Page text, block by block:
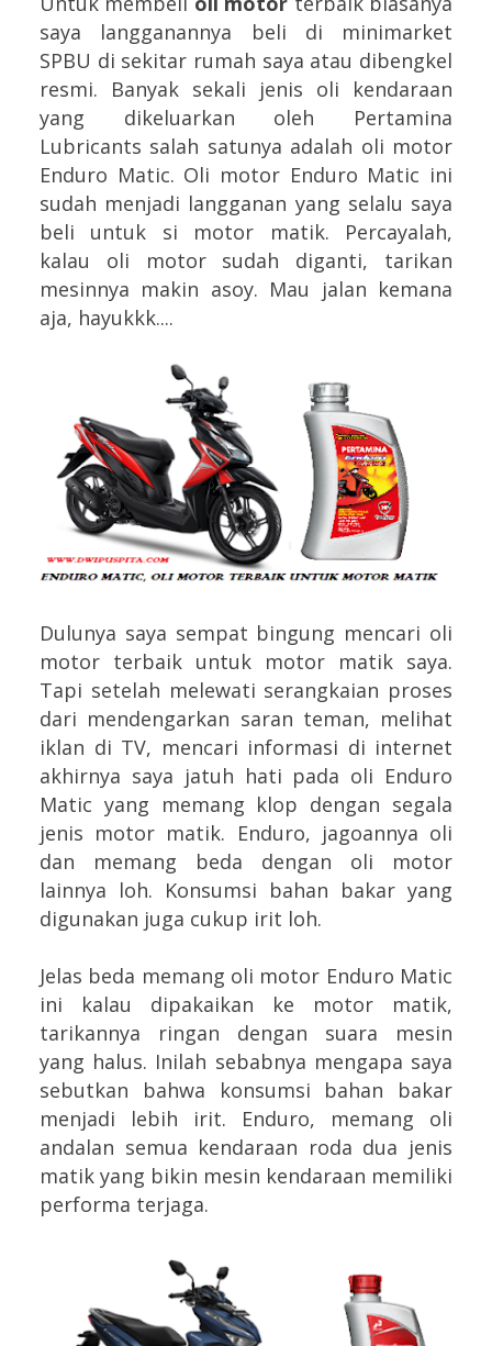
saya langganannya beli di minimarket
SPBU di sekitar rumah saya atau dibengkel
resmi. Banyak sekali jenis oli kendaraan
yang dikeluarkan oleh Pertamina
Lubricants salah satunya adalah oli motor
Enduro Matic. Oli motor Enduro Matic ini
sudah menjadi langganan yang selalu saya
beli untuk si motor matik. Percayalah,
kalau oli motor sudah diganti, tarikan
mesinnya makin asoy. Mau jalan kemana
aja, hayukkk....
Dulunya saya sempat bingung mencari oli
motor terbaik untuk motor matik saya.
Tapi setelah melewati serangkaian proses
dari mendengarkan saran teman, melihat
iklan di TV, mencari informasi di internet
akhirnya saya jatuh hati pada oli Enduro
Matic yang memang klop dengan segala
jenis motor matik. Enduro, jagoannya oli
dan memang beda dengan oli motor
lainnya loh. Konsumsi bahan bakar yang
digunakan juga cukup irit loh.
Jelas beda memang oli motor Enduro Matic
ini kalau dipakaikan ke motor matik,
tarikannya ringan dengan suara mesin
yang halus. Inilah sebabnya mengapa saya
sebutkan bahwa konsumsi bahan bakar
menjadi lebih irit. Enduro, memang oli
andalan semua kendaraan roda dua jenis
matik yang bikin mesin kendaraan memiliki
performa terjaga.